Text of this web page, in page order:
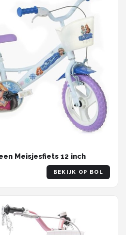
Meisjesfiets 12 inch
BEKIJK OP BOL